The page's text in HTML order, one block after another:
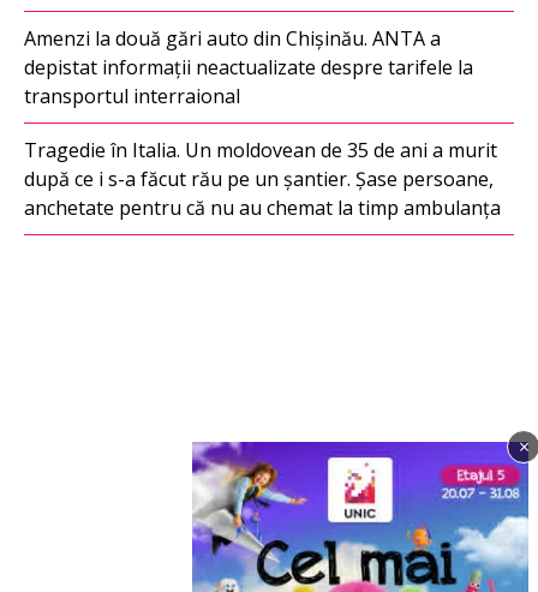
Amenzi la două gări auto din Chișinău. ANTA a
depistat informații neactualizate despre tarifele la
transportul interraional
Tragedie în Italia. Un moldovean de 35 de ani a murit
după ce i s-a făcut rău pe un șantier. Șase persoane,
anchetate pentru că nu au chemat la timp ambulanța
×
Imagine